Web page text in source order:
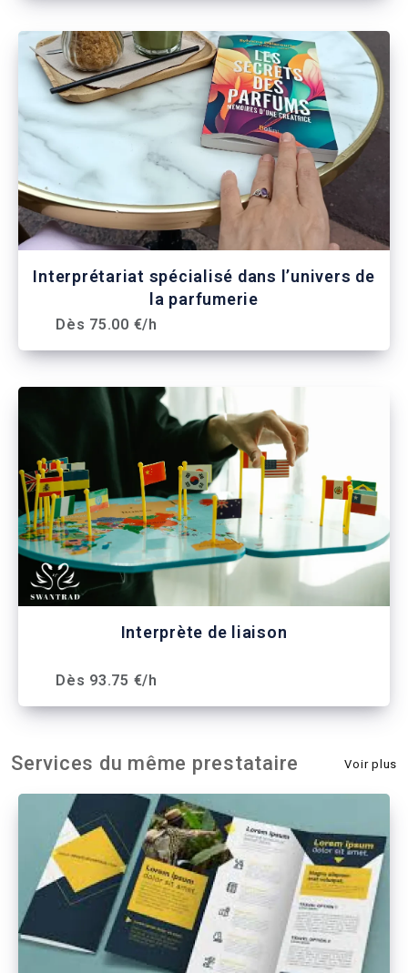
Interprétariat spécialisé dans l’univers de
la parfumerie
Dès 75.00 €/h
Interprète de liaison
Dès 93.75 €/h
Services du même prestataire Voir plus